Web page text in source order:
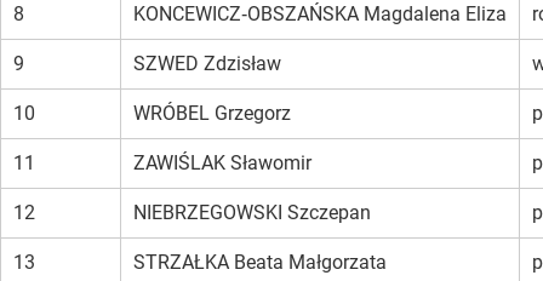
8 KONCEWICZ‑OBSZAŃSKA Magdalena Eliza
9 SZWED Zdzisław
10 WRÓBEL Grzegorz
11 ZAWIŚLAK Sławomir
12 NIEBRZEGOWSKI Szczepan
13 STRZAŁKA Beata Małgorzata